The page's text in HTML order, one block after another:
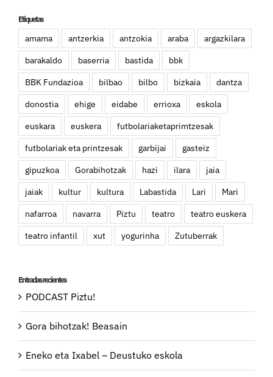
Etiquetas
amama antzerkia antzokia araba
argazkilara
barakaldo
baserria bastida
bbk
BBK Fundazioa
bilbao bilbo bizkaia
dantza
donostia
ehige eidabe errioxa
eskola
euskara
euskera
futbolariaketaprimtzesak
futbolariak eta printzesak
garbijai
gasteiz
gipuzkoa
Gorabihotzak hazi ilara
jaia
jaiak
kultur kultura Labastida Lari
Mari
nafarroa
navarra Piztu teatro
teatro euskera
teatro infantil
xut yogurinha Zutuberrak
Entradas recientes
PODCAST Piztu!
Gora bihotzak! Beasain
Eneko eta Ixabel – Deustuko eskola